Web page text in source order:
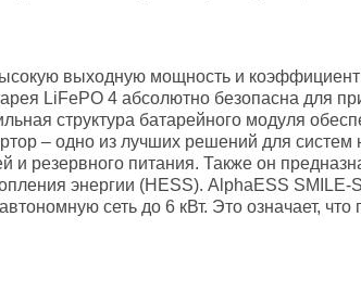
выходную мощность и коэффициент
LiFePO 4 абсолютно безопасна для
структура батарейного модуля
– одно из лучших решений для
и резервного питания. Также он
энергии (HESS). AlphaESS
сеть до 6 кВт. Это означает,